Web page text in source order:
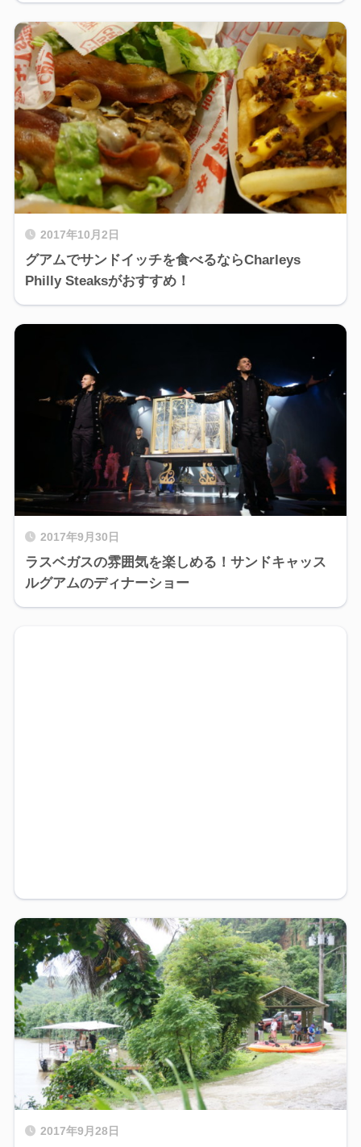
2017年10月2日
グアムでサンドイッチを食べるならCharleys
Philly Steaksがおすすめ！
2017年9月30日
ラスベガスの雰囲気を楽しめる！サンドキャッス
ルグアムのディナーショー
2017年9月28日